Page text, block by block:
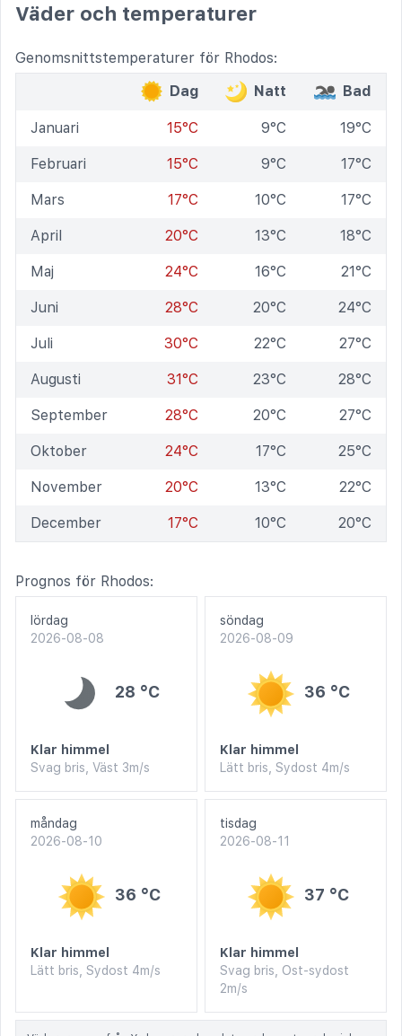
Väder och temperaturer
Genomsnittstemperaturer för Rhodos:
Dag
Natt Bad
Januari 15°C 9°C 19°C
Februari 15°C 9°C 17°C
Mars 17°C 10°C 17°C
April 20°C 13°C 18°C
Maj 24°C 16°C 21°C
Juni 28°C 20°C 24°C
Juli 30°C 22°C 27°C
Augusti 31°C 23°C 28°C
September 28°C 20°C 27°C
Oktober 24°C 17°C 25°C
November 20°C 13°C 22°C
December 17°C 10°C 20°C
Prognos för Rhodos:
lördag
2026-08-08
28 °C
Klar himmel
Svag bris, Väst 3m/s
söndag
2026-08-09
36 °C
Klar himmel
Lätt bris, Sydost 4m/s
måndag
2026-08-10
36 °C
Klar himmel
Lätt bris, Sydost 4m/s
tisdag
2026-08-11
37 °C
Klar himmel
Svag bris, Ost-sydost
2m/s